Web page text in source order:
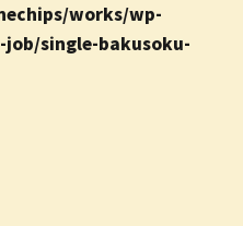
works/wp-
single-bakusoku-